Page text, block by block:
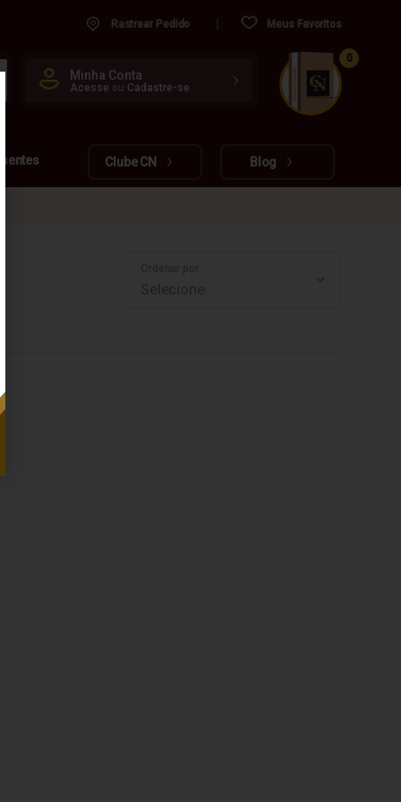
Rastrear Pedido Meus Favoritos
Minha Conta
Acesse ou Cadastre-se
www.cachacarianacional.com.br
CUIDADO FRÁGIL
0
Clube CN Blog